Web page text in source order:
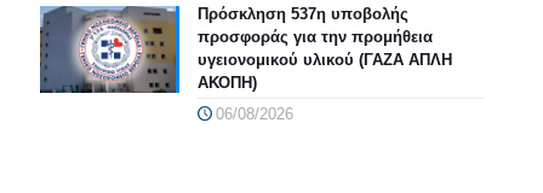
Πρόσκληση 537η υποβολής
προσφοράς για την προμήθεια
υγειονομικού υλικού (ΓΑΖΑ ΑΠΛΗ
ΑΚΟΠΗ)
06/08/2026